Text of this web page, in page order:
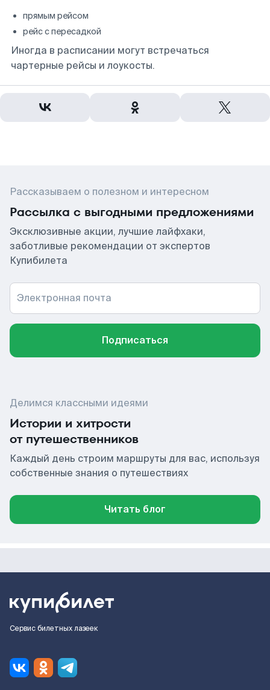
прямым рейсом
рейс с пересадкой
Иногда в расписании могут встречаться
чартерные рейсы и лоукосты.
Рассказываем о полезном и интересном
Рассылка с выгодными предложениями
Эксклюзивные акции, лучшие лайфхаки,
заботливые рекомендации от экспертов
Купибилета
Электронная почта
Подписаться
Делимся классными идеями
Истории и хитрости
от путешественников
Каждый день строим маршруты для вас, используя
собственные знания о путешествиях
Читать блог
Сервис билетных лазеек